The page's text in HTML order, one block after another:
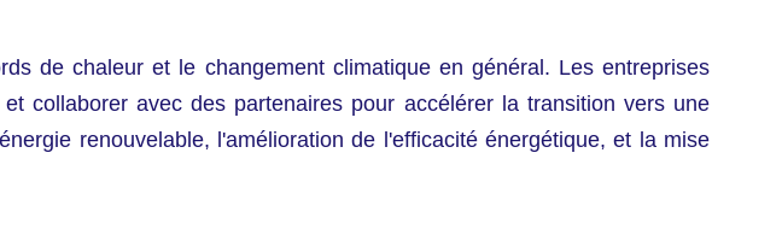
de chaleur et le changement climatique en général. Les entreprises
collaborer avec des partenaires pour accélérer la transition vers une
renouvelable, l'amélioration de l'efficacité énergétique, et la mise